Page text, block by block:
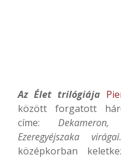
Az Élet trilógiája
között forgatott
címe: Dekameron,
Ezeregyéjszaka virágai.
középkorban